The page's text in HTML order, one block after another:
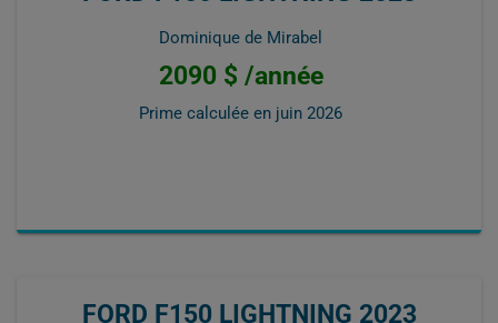
Dominique de Mirabel
2090 $ /année
Prime calculée en juin 2026
FORD F150 LIGHTNING 2023